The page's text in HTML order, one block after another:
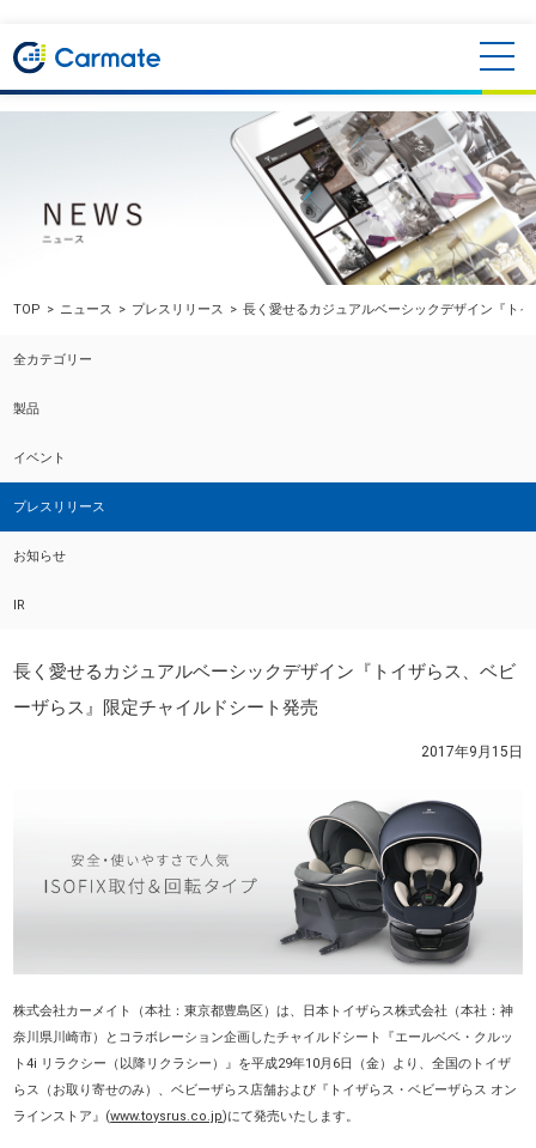
TOP ニュース プレスリリース 長く愛せるカジュアルベーシックデザイン『ト
全カテゴリー
製品
イベント
プレスリリース
お知らせ
IR
長く愛せるカジュアルベーシックデザイン『トイザらス、ベビ
ーザらス』限定チャイルドシート発売
2017年9月15日
株式会社カーメイト（本社：東京都豊島区）は、日本トイザらス株式会社（本社：神
奈川県川崎市）とコラボレーション企画したチャイルドシート『エールベベ・クルッ
ト4i リラクシー（以降リクラシー）』を平成29年10月6日（金）より、全国のトイザ
らス（お取り寄せのみ）、ベビーザらス店舗および『トイザらス・ベビーザらス オン
ラインストア』(www.toysrus.co.jp)にて発売いたします。